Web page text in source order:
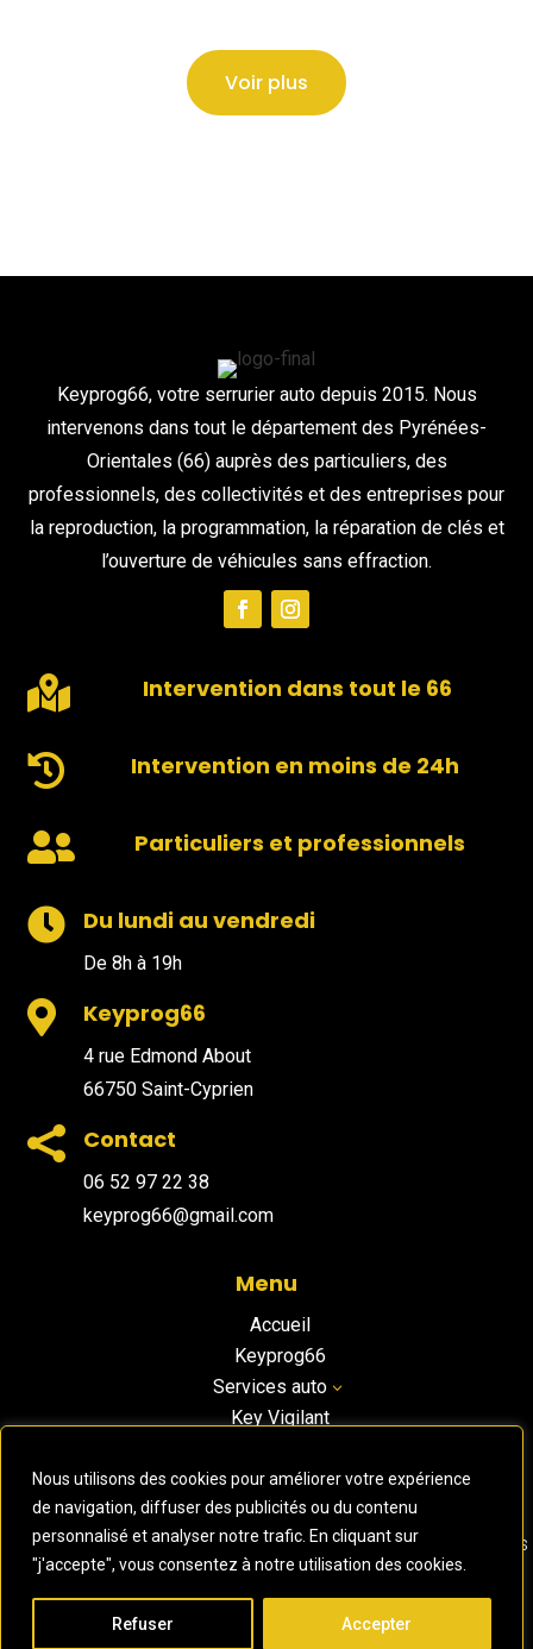
Nous utilisons des cookies pour améliorer votre expérience
de navigation, diffuser des publicités ou du contenu
personnalisé et analyser notre trafic. En cliquant sur
"j'accepte", vous consentez à notre utilisation des cookies.
Refuser Accepter
Voir plus
Keyprog66, votre serrurier auto depuis 2015. Nous
intervenons dans tout le département des Pyrénées-
Orientales (66) auprès des particuliers, des
professionnels, des collectivités et des entreprises pour
la reproduction, la programmation, la réparation de clés et
l’ouverture de véhicules sans effraction.
 Intervention dans tout le 66
 Intervention en moins de 24h
 Particuliers et professionnels
 Du lundi au vendredi
De 8h à 19h
 Keyprog66
4 rue Edmond About
66750 Saint-Cyprien
 Contact
06 52 97 22 38
keyprog66@gmail.com
Menu
Accueil
Keyprog66
Services auto 3
Key Vigilant
Réalisé par l’agenceDigiibuz🐝Copyright © 2026. Tous droits
réservés